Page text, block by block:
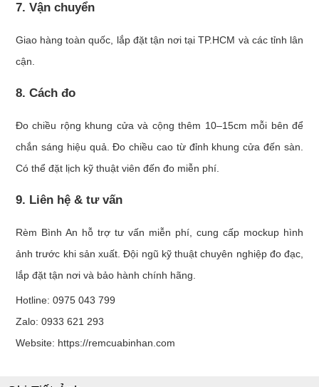
7. Vận chuyển
Giao hàng toàn quốc, lắp đặt tận nơi tại TP.HCM và các tỉnh lân
cận.
8. Cách đo
Đo chiều rộng khung cửa và cộng thêm 10–15cm mỗi bên để
chắn sáng hiệu quả. Đo chiều cao từ đỉnh khung cửa đến sàn.
Có thể đặt lịch kỹ thuật viên đến đo miễn phí.
9. Liên hệ & tư vấn
Rèm Bình An hỗ trợ tư vấn miễn phí, cung cấp mockup hình
ảnh trước khi sản xuất. Đội ngũ kỹ thuật chuyên nghiệp đo đạc,
lắp đặt tận nơi và bảo hành chính hãng.
Hotline: 0975 043 799
Zalo: 0933 621 293
Website: https://remcuabinhan.com